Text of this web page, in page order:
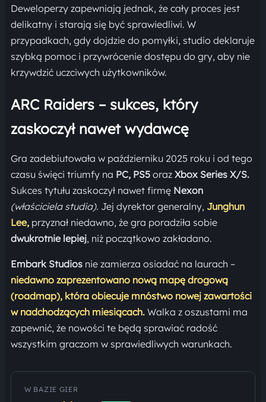
Deweloperzy zapewniają jednak, że cały proces jest
delikatny i starają się być sprawiedliwi. W
przypadkach, gdy dojdzie do pomyłki, studio deklaruje
szybką pomoc i przywrócenie dostępu do gry, aby nie
krzywdzić uczciwych użytkowników.
ARC Raiders – sukces, który
zaskoczył nawet wydawcę
Gra zadebiutowała w październiku 2025 roku i od tego
czasu święci triumfy na PC, PS5 orazXbox Series X/S.
Sukces tytułu zaskoczył nawet firmę Nexon
(właściciela studia). Jej dyrektor generalny, Junghun
Lee, przyznał niedawno, że gra poradziła sobie
dwukrotnie lepiej, niż początkowo zakładano.
Embark Studiosnie zamierza osiadać na laurach –
niedawno zaprezentowano nową mapę drogową
(roadmap), która obiecuje mnóstwo nowej zawartości
w nadchodzących miesiącach.Walka z oszustami ma
zapewnić, że nowości te będą sprawiać radość
wszystkim graczom w sprawiedliwych warunkach.
W BAZIE GIER